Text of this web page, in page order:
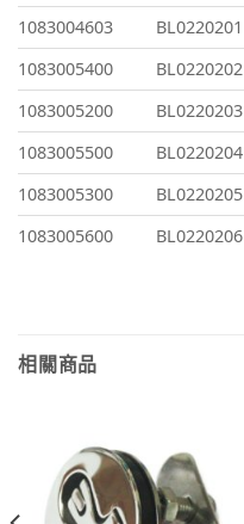
1083004603
BL0220201
1083005400
BL0220202
1083005200
BL0220203
1083005500
BL0220204
1083005300
BL0220205
1083005600
BL0220206
相關商品